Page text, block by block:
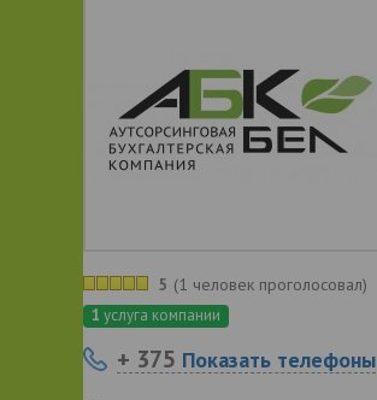
5 (1 человек проголосовал)
1 услуга компании
+ 375 Показать телефоны